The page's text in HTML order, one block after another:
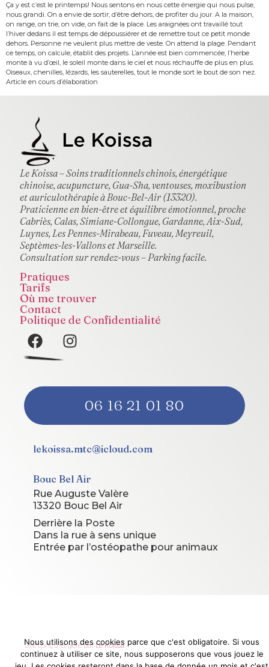
Ça y est c’est le printemps! Nous sentons en nous cette énergie qui nous pulse,
nous grandi. On a envie de sortir, d’être dehors, de profiter du jour. A la maison,
on range, on trie, on vide, on fait de la place. Les araignées ont travaillé tout
l’hiver dedans il est temps de dépoussiérer et de remettre tout ce petit monde
dehors. Personne ne veulent plus mettre de veste. On attend la plage. Pendant
ce temps, on calcule, établit des projets. L’année est bien commencée, l’herbe
monte à vu d’œil, le soleil monte dans le ciel et nous réchauffe de plus en plus.
Oiseaux, chenilles, lézards, les sauterelles, tout le monde sort le bout de son nez.
Article en cours d’élaboration
Le Koissa – Soins traditionnels chinois, énergétique
chinoise, acupuncture, Gua-Sha, ventouses, moxibustion
et auriculothérapie à Bouc-Bel-Air (13320).
Praticienne en bien-être et équilibre émotionnel, proche
Cabriès, Calas, Simiane-Collongue, Gardanne, Aix-Sud,
Luynes, Les Pennes-Mirabeau, Fuveau, Meyreuil,
Septèmes-les-Vallons et Marseille.
Consultation sur rendez-vous – Parking facile.
Pratiques
Tarifs
Où me trouver
Contact
Politique de Confidentialité
06 16 21 01 80
lekoissa.mtc@icloud.com
Bouc Bel Air
Rue Auguste Valère
13320 Bouc Bel Air
Derrière la Poste
Dans la rue à sens unique
Entrée par l’ostéopathe pour animaux
Site conçu et géré par Le Koissa
Nous utilisons des cookies parce que c'est obligatoire. Si vous
continuez à utiliser ce site, nous supposerons que vous jouez le